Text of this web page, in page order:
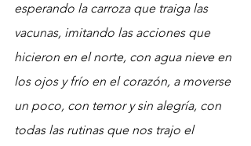
esperando la carroza que traiga las
vacunas, imitando las acciones que
hicieron en el norte, con agua nieve en
los ojos y frío en el corazón, a moverse
un poco, con temor y sin alegría, con
todas las rutinas que nos trajo el